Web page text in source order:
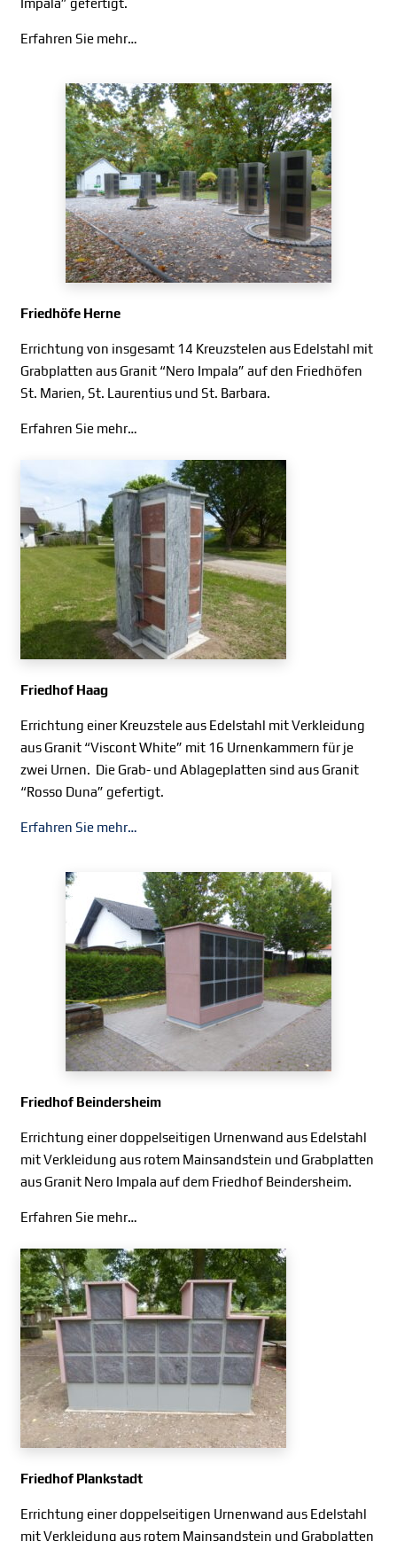
Impala” gefertigt.
Erfahren Sie mehr…
Friedhöfe Herne
Errichtung von insgesamt 14 Kreuzstelen aus Edelstahl mit
Grabplatten aus Granit “Nero Impala” auf den Friedhöfen
St. Marien, St. Laurentius und St. Barbara.
Erfahren Sie mehr…
Friedhof Haag
Errichtung einer Kreuzstele aus Edelstahl mit Verkleidung
aus Granit “Viscont White” mit 16 Urnenkammern für je
zwei Urnen. Die Grab- und Ablageplatten sind aus Granit
“Rosso Duna” gefertigt.
Erfahren Sie mehr…
Friedhof Beindersheim
Errichtung einer doppelseitigen Urnenwand aus Edelstahl
mit Verkleidung aus rotem Mainsandstein und Grabplatten
aus Granit Nero Impala auf dem Friedhof Beindersheim.
Erfahren Sie mehr…
Friedhof Plankstadt
Errichtung einer doppelseitigen Urnenwand aus Edelstahl
mit Verkleidung aus rotem Mainsandstein und Grabplatten